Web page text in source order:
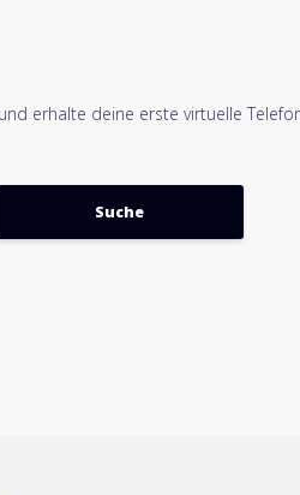
und erhalte deine erste virtuelle